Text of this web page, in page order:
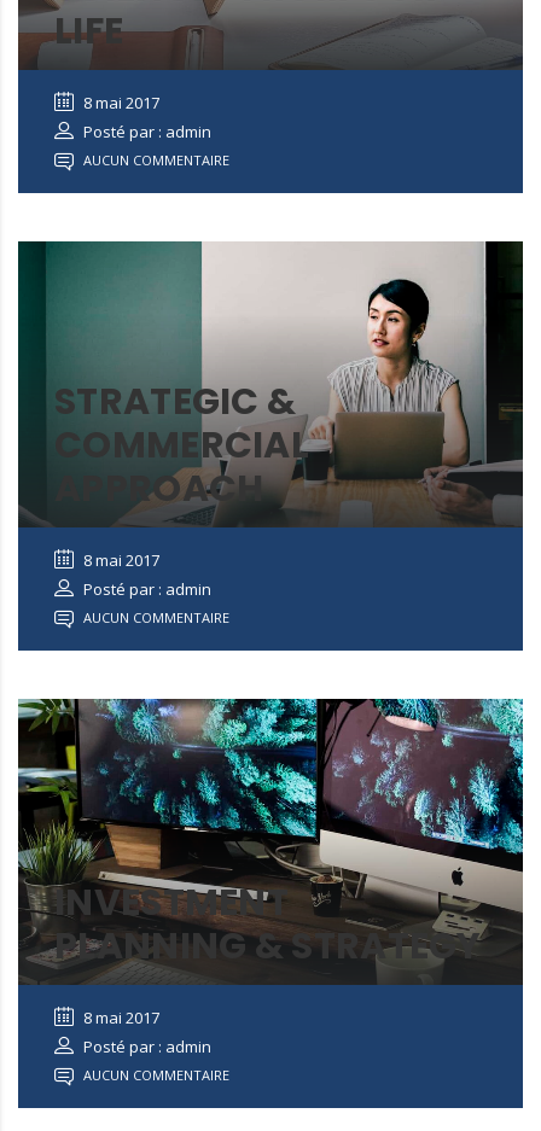
LIFE
8 mai 2017
Posté par : admin
AUCUN COMMENTAIRE
STRATEGIC &
COMMERCIAL
APPROACH
8 mai 2017
Posté par : admin
AUCUN COMMENTAIRE
INVESTMENT
PLANNING & STRATEGY
8 mai 2017
Posté par : admin
AUCUN COMMENTAIRE